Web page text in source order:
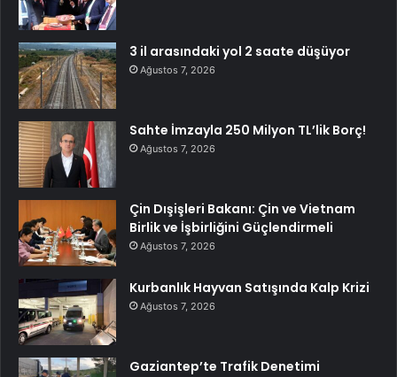
3 il arasındaki yol 2 saate düşüyor
Ağustos 7, 2026
Sahte İmzayla 250 Milyon TL’lik Borç!
Ağustos 7, 2026
Çin Dışişleri Bakanı: Çin ve Vietnam
Birlik ve İşbirliğini Güçlendirmeli
Ağustos 7, 2026
Kurbanlık Hayvan Satışında Kalp Krizi
Ağustos 7, 2026
Gaziantep’te Trafik Denetimi